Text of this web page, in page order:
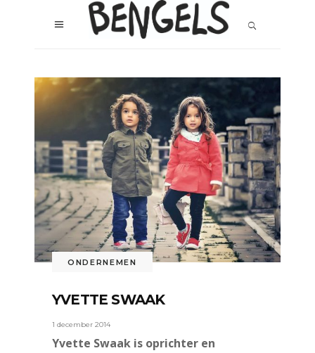
ONDERNEMEN
YVETTE SWAAK
1 december 2014
Yvette Swaak is oprichter en